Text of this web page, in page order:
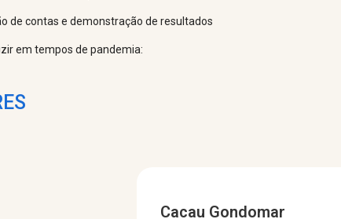
de contas e demonstração de resultados
em tempos de pandemia:
Cacau Gondomar